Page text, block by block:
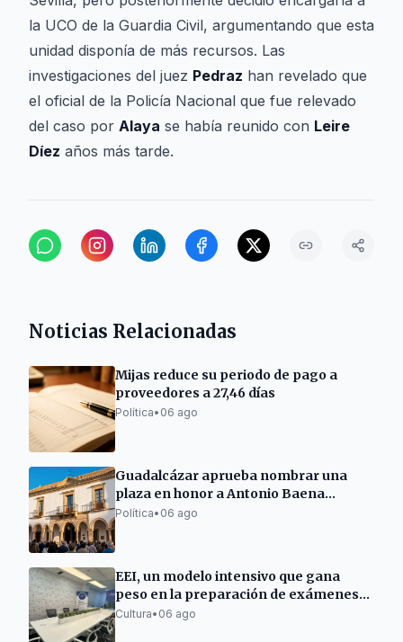
la UCO de la Guardia Civil, argumentando que esta
unidad disponía de más recursos. Las
investigaciones del juez Pedraz han revelado que
el oficial de la Policía Nacional que fue relevado
del caso por Alaya se había reunido con Leire
Díez años más tarde.
Noticias Relacionadas
Mijas reduce su periodo de pago a
proveedores a 27,46 días
Política• 06 ago
Guadalcázar aprueba nombrar una
plaza en honor a Antonio Baena
Toscano
Política• 06 ago
EEI, un modelo intensivo que gana
peso en la preparación de exámenes
Cambridge en España
Cultura• 06 ago